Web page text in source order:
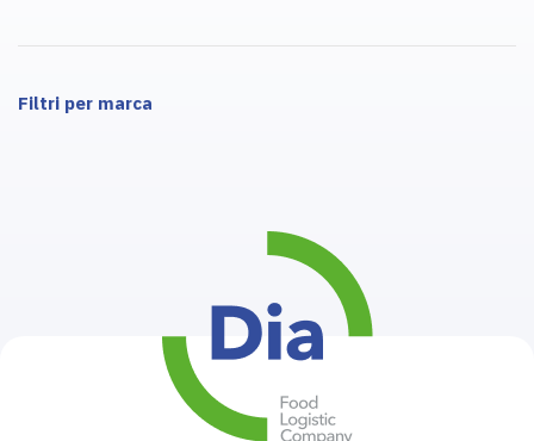
Filtri per marca